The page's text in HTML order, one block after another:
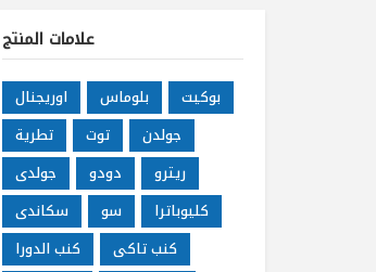
علامات المنتج
اوريجنال بلوماس
بوكيت
تطرية
توت
جولدن
جولدى
دودو
ريترو
سكاندى
سو
كليوباترا
كنب الدورا
كنب تاكى